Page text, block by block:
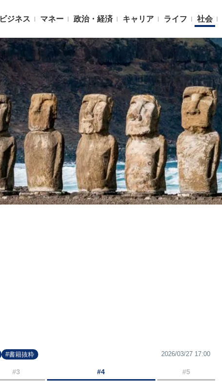
ビジネス マネー 政治・経済 キャリア ライフ 社会
#書籍抜粋 2026/03/27 17:00
#3 #4 #5